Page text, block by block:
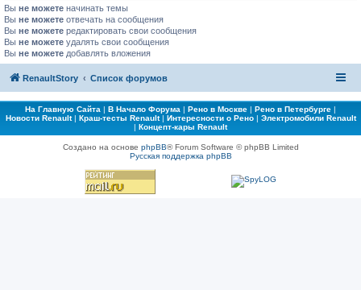
Вы не можете начинать темы
Вы не можете отвечать на сообщения
Вы не можете редактировать свои сообщения
Вы не можете удалять свои сообщения
Вы не можете добавлять вложения
RenaultStory Список форумов
На Главную Сайта | В Начало Форума | Рено в Москве | Рено в Петербурге |
Новости Renault| Краш-тесты Renault| Интересности о Рено| Электромобили Renault
| Концепт-кары Renault
Создано на основе phpBB® Forum Software © phpBB Limited
Русская поддержка phpBB